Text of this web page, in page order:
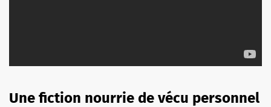
Une fiction nourrie de vécu personnel